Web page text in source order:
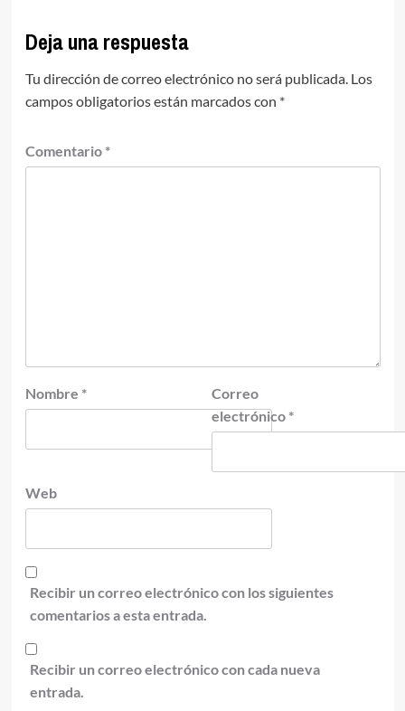
Deja una respuesta
Tu dirección de correo electrónico no será publicada. Los
campos obligatorios están marcados con *
Comentario *
Nombre *
Correo
electrónico *
Web
Recibir un correo electrónico con los siguientes
comentarios a esta entrada.
Recibir un correo electrónico con cada nueva
entrada.